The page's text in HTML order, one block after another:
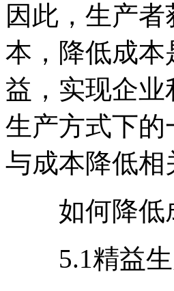
因此，生产
本，降低成
益，实现企
生产方式下
与成本降低相
如何降低
5.1精益生